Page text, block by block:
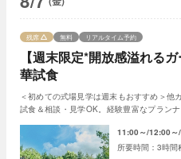
【週末限定*開放感溢れる
華試食
残席 無料 リアルタイム予約
＜初めての式場見学は週末もおすすめ＞他
試食＆相談・見学OK。経験豊富なプラン
11:00～ 12:00～
3時間